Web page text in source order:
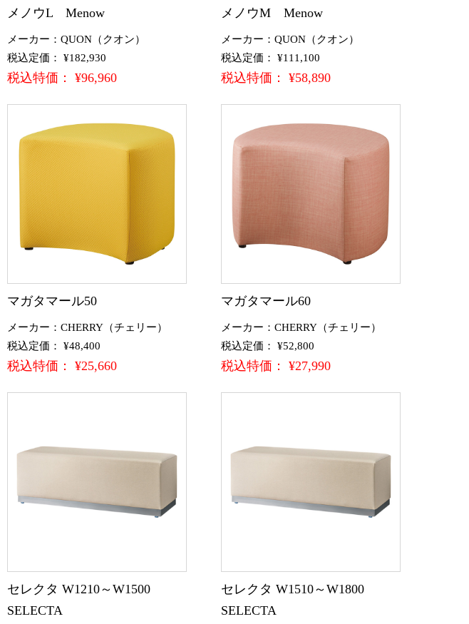
メノウL Menow
メーカー：QUON（クオン）
税込定価： ¥182,930
税込特価： ¥96,960
メノウM Menow
メーカー：QUON（クオン）
税込定価： ¥111,100
税込特価： ¥58,890
マガタマール50
メーカー：CHERRY（チェリー）
税込定価： ¥48,400
税込特価： ¥25,660
マガタマール60
メーカー：CHERRY（チェリー）
税込定価： ¥52,800
税込特価： ¥27,990
セレクタ W1210～W1500
SELECTA
セレクタ W1510～W1800
SELECTA